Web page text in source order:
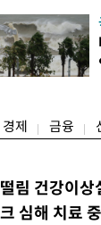
인 분위기다. 기
성, 용인남부,
광양, 강진, 영
성북부, 곡성남
경제 금융
림 건강이
심해 치료